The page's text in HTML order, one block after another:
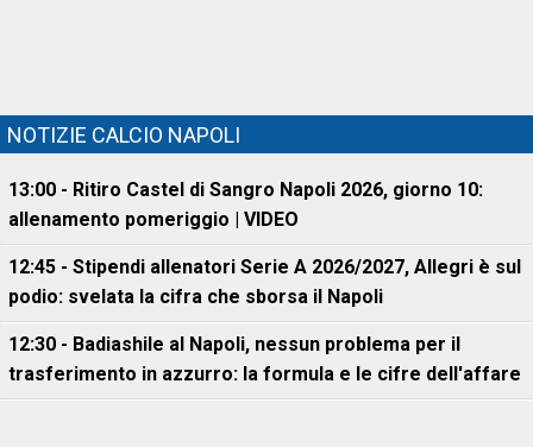
NOTIZIE CALCIO NAPOLI
13:00 - Ritiro Castel di Sangro Napoli 2026, giorno 10:
allenamento pomeriggio | VIDEO
12:45 - Stipendi allenatori Serie A 2026/2027, Allegri è sul
podio: svelata la cifra che sborsa il Napoli
12:30 - Badiashile al Napoli, nessun problema per il
trasferimento in azzurro: la formula e le cifre dell'affare